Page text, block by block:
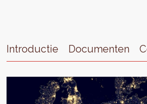
Introductie Documenten